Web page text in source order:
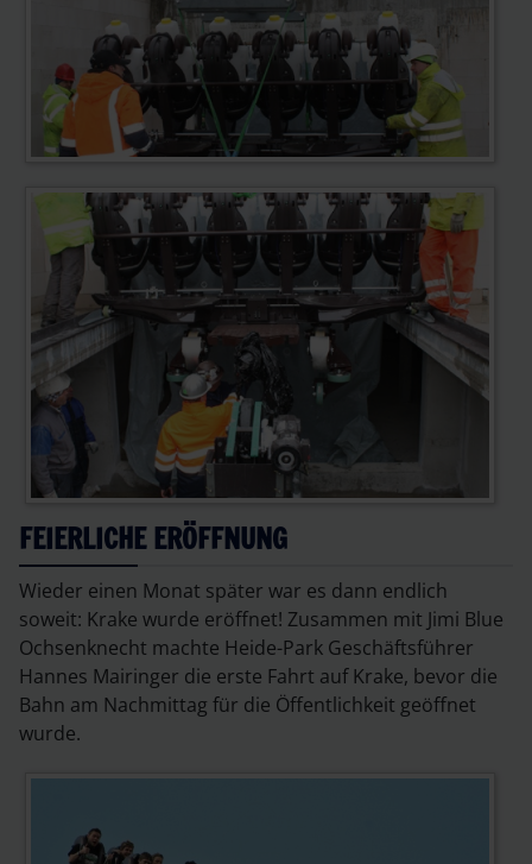
FEIERLICHE ERÖFFNUNG
Wieder einen Monat später war es dann endlich
soweit: Krake wurde eröffnet! Zusammen mit Jimi Blue
Ochsenknecht machte Heide-Park Geschäftsführer
Hannes Mairinger die erste Fahrt auf Krake, bevor die
Bahn am Nachmittag für die Öffentlichkeit geöffnet
wurde.